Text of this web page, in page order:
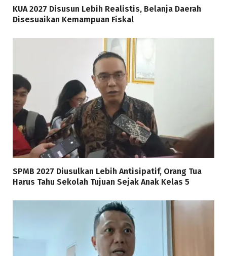
KUA 2027 Disusun Lebih Realistis, Belanja Daerah
Disesuaikan Kemampuan Fiskal
SPMB 2027 Diusulkan Lebih Antisipatif, Orang Tua
Harus Tahu Sekolah Tujuan Sejak Anak Kelas 5